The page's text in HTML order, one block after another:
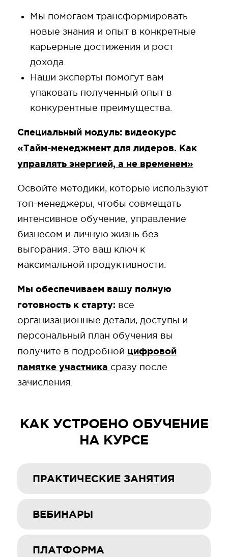
Мы помогаем трансформировать
новые знания и опыт в конкретные
карьерные достижения и рост
дохода.
Наши эксперты помогут вам
упаковать полученный опыт в
конкурентные преимущества.
Специальный модуль: видеокурс
«Тайм-менеджмент для лидеров. Как
управлять энергией, а не временем»
Освойте методики, которые используют
топ-менеджеры, чтобы совмещать
интенсивное обучение, управление
бизнесом и личную жизнь без
выгорания. Это ваш ключ к
максимальной продуктивности.
Мы обеспечиваем вашу полную
готовность к старту:все
организационные детали, доступы и
персональный план обучения вы
получите в подробной цифровой
памятке участника сразу после
зачисления.
КАК УСТРОЕНО ОБУЧЕНИЕ
НА КУРСЕ
ПРАКТИЧЕСКИЕ ЗАНЯТИЯ
курсах бизнес-школы
ВЕБИНАРЫ
связь от экспертов курса
ПЛАТФОРМА